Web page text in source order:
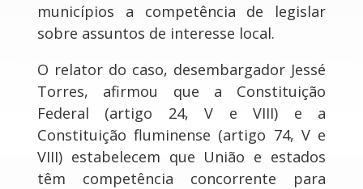
municípios a competência de legislar
sobre assuntos de interesse local.
O relator do caso, desembargador Jessé
Torres, afirmou que a Constituição
Federal (artigo 24, V e VIII) e a
Constituição fluminense (artigo 74, V e
VIII) estabelecem que União e estados
têm competência concorrente para